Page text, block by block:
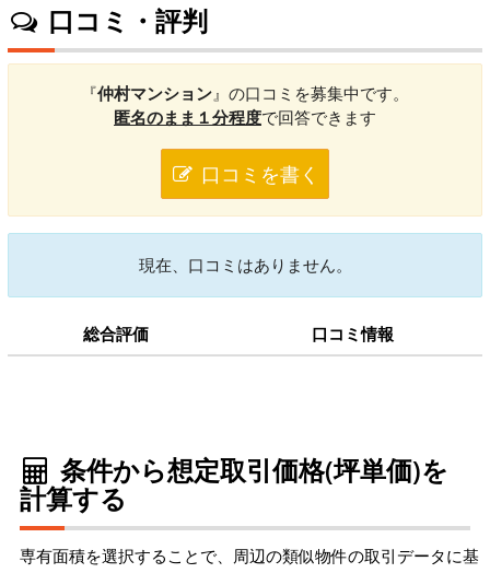
口コミ・評判
『仲村マンション』の口コミを募集中です。
匿名のまま１分程度で回答できます
口コミを書く
現在、口コミはありません。
総合評価 口コミ情報
条件から想定取引価格(坪単価)を
計算する
専有面積を選択することで、周辺の類似物件の取引データに基